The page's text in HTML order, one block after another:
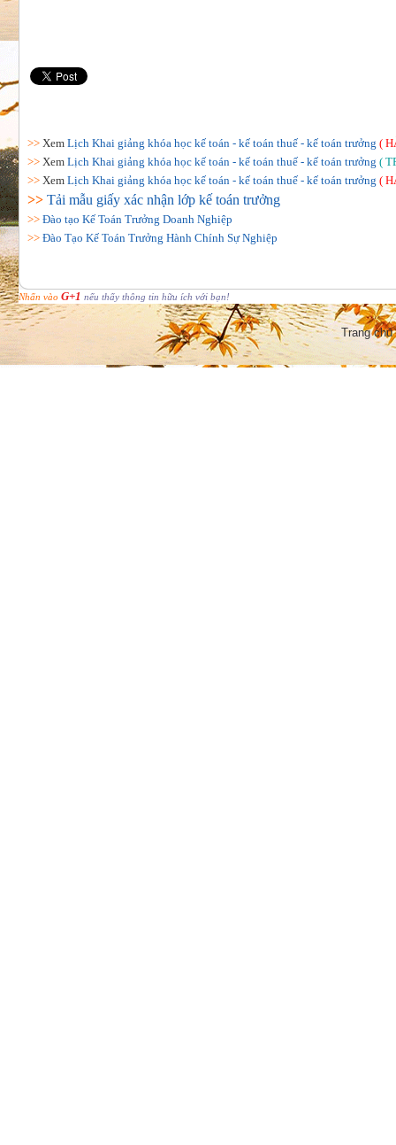
>> Xem Lịch Khai giảng khóa học kế toán - kế toán thuế - kế toán trưởng (
>> Xem Lịch Khai giảng khóa học kế toán - kế toán thuế - kế toán trưởng (
>> Xem Lịch Khai giảng khóa học kế toán - kế toán thuế - kế toán trưởng (
>> Tải mẫu giấy xác nhận lớp kế toán trưởng
>> Đào tạo Kế Toán Trưởng Doanh Nghiệp
>> Đào Tạo Kế Toán Trưởng Hành Chính Sự Nghiệp
Nhấn vào G+1 nếu thấy thông tin hữu ích với bạn!
Trang